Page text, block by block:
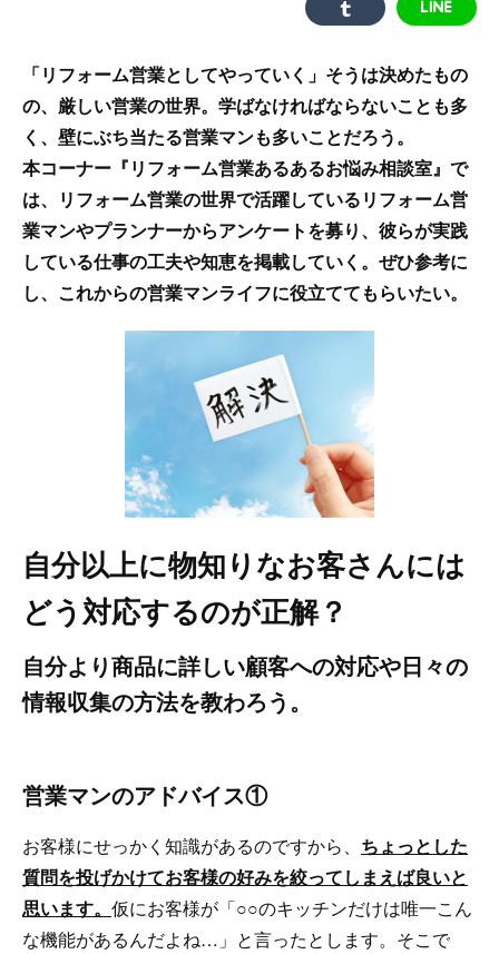
「リフォーム営業としてやっていく」そうは決めたもの
の、厳しい営業の世界。学ばなければならないことも多
く、壁にぶち当たる営業マンも多いことだろう。
本コーナー『リフォーム営業あるあるお悩み相談室』で
は、リフォーム営業の世界で活躍しているリフォーム営
業マンやプランナーからアンケートを募り、彼らが実践
している仕事の工夫や知恵を掲載していく。ぜひ参考に
し、これからの営業マンライフに役立ててもらいたい。
自分以上に物知りなお客さんには
どう対応するのが正解？
自分より商品に詳しい顧客への対応や日々の
情報収集の方法を教わろう。
営業マンのアドバイス①
お客様にせっかく知識があるのですから、 ちょっとした
質問を投げかけてお客様の好みを絞ってしまえば良いと
思います。 仮にお客様が「○○のキッチンだけは唯一こん
な機能があるんだよね…」と言ったとします。そこで